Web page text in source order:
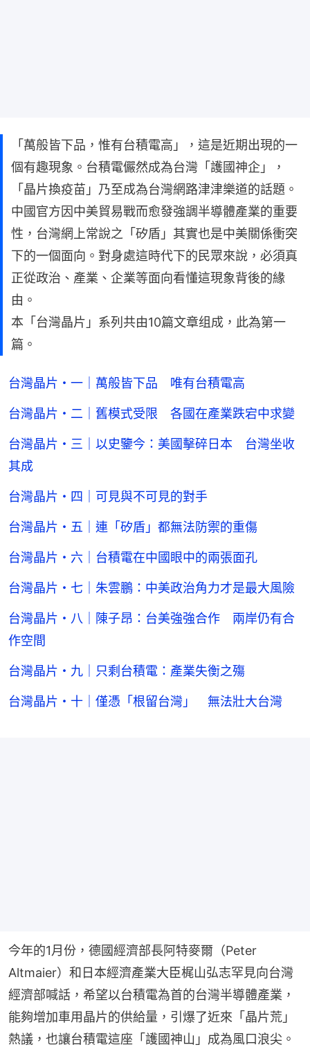
「萬般皆下品，惟有台積電高」，這是近期出現的一
個有趣現象。台積電儼然成為台灣「護國神企」，
「晶片換疫苗」乃至成為台灣網路津津樂道的話題。
中國官方因中美貿易戰而愈發強調半導體產業的重要
性，台灣網上常說之「矽盾」其實也是中美關係衝突
下的一個面向。對身處這時代下的民眾來說，必須真
正從政治、產業、企業等面向看懂這現象背後的緣
由。
本「台灣晶片」系列共由10篇文章组成，此為第一
篇。
台灣晶片・一｜萬般皆下品 唯有台積電高
台灣晶片・二｜舊模式受限 各國在產業跌宕中求變
台灣晶片・三｜以史鑒今：美國擊碎日本 台灣坐收
其成
台灣晶片・四｜可見與不可見的對手
台灣晶片・五｜連「矽盾」都無法防禦的重傷
台灣晶片・六｜台積電在中國眼中的兩張面孔
台灣晶片・七｜朱雲鵬：中美政治角力才是最大風險
台灣晶片・八｜陳子昂：台美強強合作 兩岸仍有合
作空間
台灣晶片・九｜只剩台積電：產業失衡之殤
台灣晶片・十｜僅憑「根留台灣」 無法壯大台灣
今年的1月份，德國經濟部長阿特麥爾（Peter
Altmaier）和日本經濟產業大臣梶山弘志罕見向台灣
經濟部喊話，希望以台積電為首的台灣半導體產業，
能夠增加車用晶片的供給量，引爆了近來「晶片荒」
熱議，也讓台積電這座「護國神山」成為風口浪尖。